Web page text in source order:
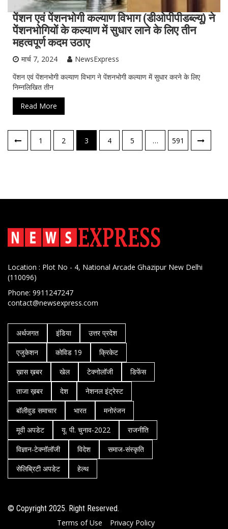
पेंशन एवं पेंशनभोगी कल्याण विभाग (डीओपीपीडब्ल्यू) ने
पेंशनभोगियों के कल्याण में सुधार लाने के लिए तीन
महत्वपूर्ण कदम उठाए
मार्च 7, 2024
NewsExpress
पेंशन एवं पेंशनभोगी कल्याण विभाग ने पेंशनभोगी कल्याण में सुधार करने के लिए
निम्नलिखित तीन
Read More
पोस्ट्स
नेविगेशन
1 2 3 4 5 … 591
Location : Plot No - 4, National Arcade Ghazipur New Delhi
(110096)
Phone: 9911247247
contact@newsexpress.com
अर्थजगत इंडिया
उत्तर प्रदेश
एजुकेशन
कोविड 19
क्रिकेट
ख़ास ख़बर
खेल टेक्नोलॉजी
डिफेंस
ताजा ख़बर
देश
नेशनल इंट्रेस्ट
बॉलीवुड समाचार
भारत
मनोरंजन
मूवी अपडेट
यू. पी. चुनाव-2022
राजनीति
विज्ञान-टेक्नॉलॉजी
विदेश
समाज-संस्कृति
सेलिब्रिटी अपडेट
हेल्थ
© Copyright 2025. Right Reserved.
Terms of Use
Privacy Policy